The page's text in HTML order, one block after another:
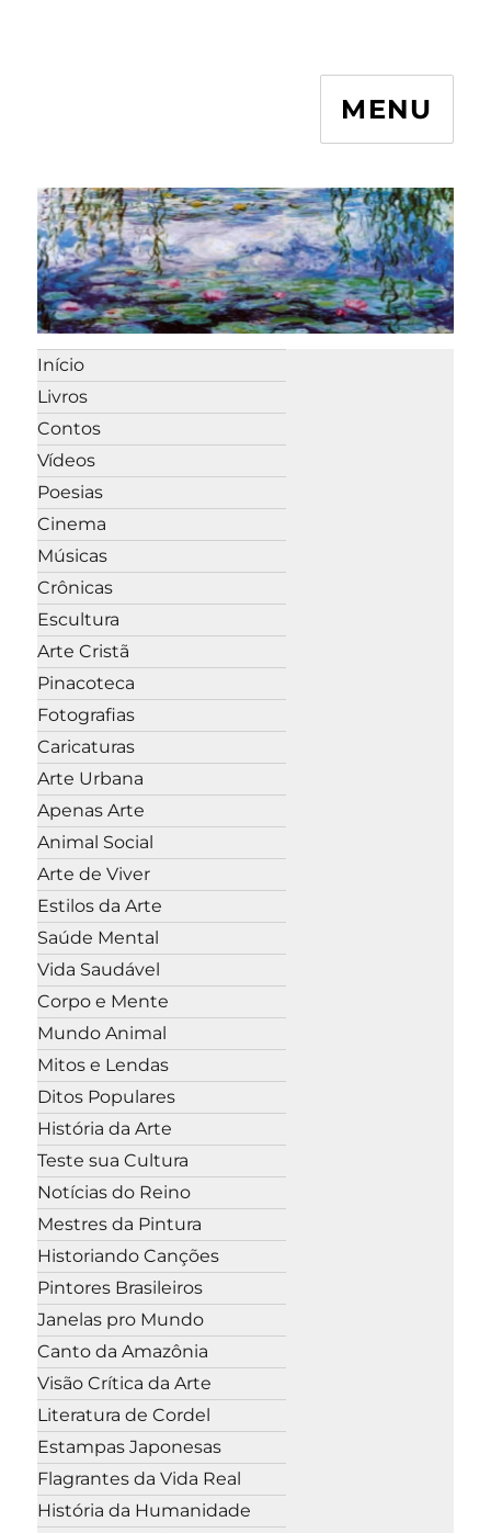
MENU
Início
Livros
Contos
Vídeos
Poesias
Cinema
Músicas
Crônicas
Escultura
Arte Cristã
Pinacoteca
Fotografias
Caricaturas
Arte Urbana
Apenas Arte
Animal Social
Arte de Viver
Estilos da Arte
Saúde Mental
Vida Saudável
Corpo e Mente
Mundo Animal
Mitos e Lendas
Ditos Populares
História da Arte
Teste sua Cultura
Notícias do Reino
Mestres da Pintura
Historiando Canções
Pintores Brasileiros
Janelas pro Mundo
Canto da Amazônia
Visão Crítica da Arte
Literatura de Cordel
Estampas Japonesas
Flagrantes da Vida Real
História da Humanidade